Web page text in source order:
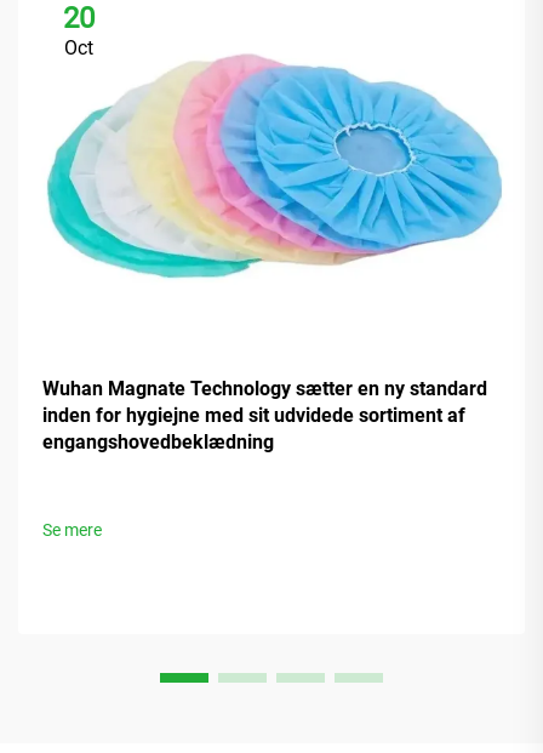
20
Oct
Wuhan Magnate Technology sætter en ny standard
inden for hygiejne med sit udvidede sortiment af
engangshovedbeklædning
Se mere